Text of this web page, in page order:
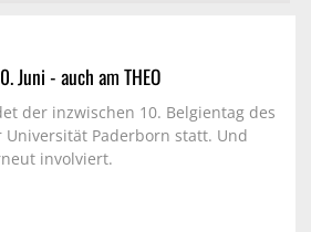
Juni - auch am THEO
der inzwischen 10. Belgientag des
Paderborn statt. Und
involviert.